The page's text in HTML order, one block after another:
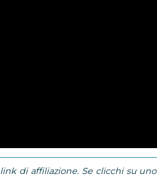
di affiliazione. Se clicchi su